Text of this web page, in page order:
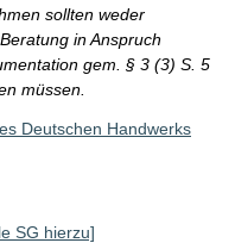
sollten weder
in Anspruch
gem. § 3 (3) S. 5
müssen.
Deutschen Handwerks
SG hierzu]